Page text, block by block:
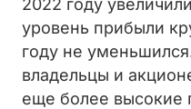
2022 году
уровень прибыли
году не
владельцы и
еще более высокие